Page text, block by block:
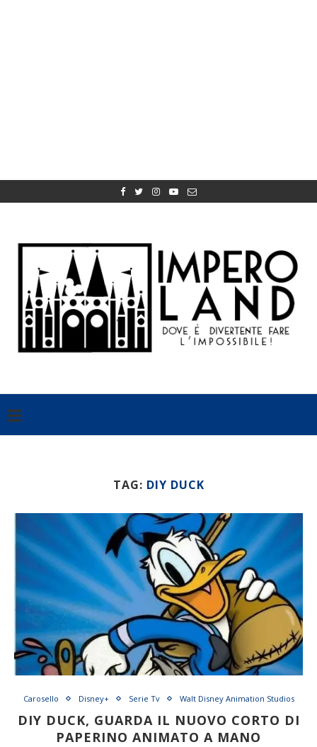
TAG: DIY DUCK
Carosello Disney+ Serie Tv Walt Disney Animation Studios
DIY DUCK, GUARDA IL NUOVO CORTO DI
PAPERINO ANIMATO A MANO